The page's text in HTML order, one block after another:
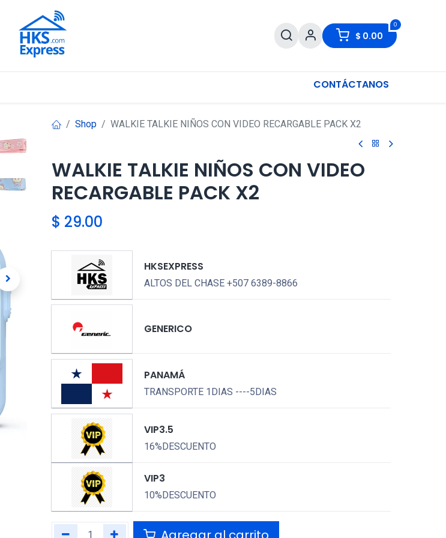
0
$ 0.00
CONTÁCTANOS
Shop WALKIE TALKIE NIÑOS CON VIDEO RECARGABLE PACK X2
WALKIE TALKIE NIÑOS CON VIDEO
RECARGABLE PACK X2
$ 29.00
HKSEXPRESS
ALTOS DEL CHASE +507 6389-8866
GENERICO
PANAMÁ
TRANSPORTE 1DIAS ----5DIAS
VIP3.5
16%DESCUENTO
VIP3
10%DESCUENTO